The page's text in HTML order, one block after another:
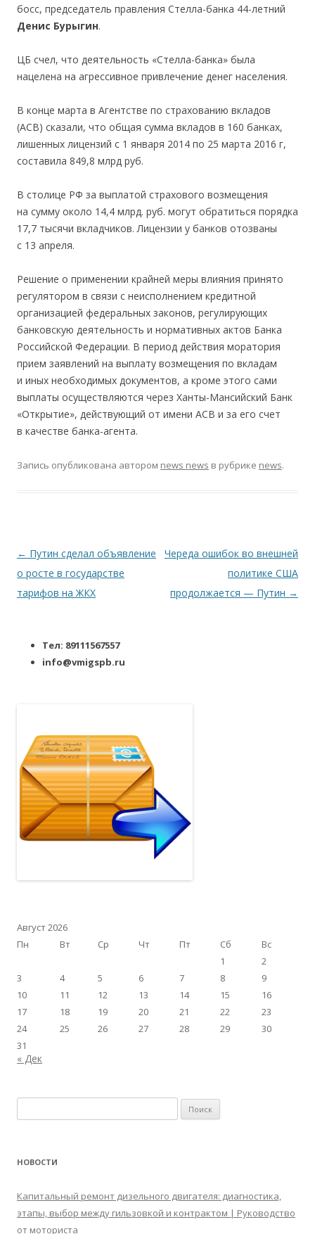
босс, председатель правления Стелла-банка 44-летний
Денис Бурыгин.
ЦБ счел, что деятельность «Стелла-банка» была
нацелена на агрессивное привлечение денег населения.
В конце марта в Агентстве по страхованию вкладов
(АСВ) сказали, что общая сумма вкладов в 160 банках,
лишенных лицензий с 1 января 2014 по 25 марта 2016 г,
составила 849,8 млрд руб.
В столице РФ за выплатой страхового возмещения
на сумму около 14,4 млрд. руб. могут обратиться порядка
17,7 тысячи вкладчиков. Лицензии у банков отозваны
с 13 апреля.
Решение о применении крайней меры влияния принято
регулятором в связи с неисполнением кредитной
организацией федеральных законов, регулирующих
банковскую деятельность и нормативных актов Банка
Российской Федерации. В период действия моратория
прием заявлений на выплату возмещения по вкладам
и иных необходимых документов, а кроме этого сами
выплаты осуществляются через Ханты-Мансийский Банк
«Открытие», действующий от имени АСВ и за его счет
в качестве банка-агента.
Запись опубликована автором news news в рубрике news.
Навигация по записям
← Путин сделал объявление
о росте в государстве
тарифов на ЖКХ
Череда ошибок во внешней
политике США
продолжается — Путин →
Тел: 89111567557
info@vmigspb.ru
Август 2026
Пн
Вт Ср Чт Пт Сб
Вс
1
2
3
4 5 6 7 8
9
10
11 12 13 14 15
16
17
18 19 20 21 22
23
24
25 26 27 28 29
30
31
« Дек
НОВОСТИ
Капитальный ремонт дизельного двигателя: диагностика,
этапы, выбор между гильзовкой и контрактом | Руководство
от моториста